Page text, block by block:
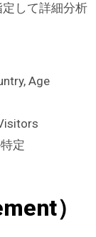
して詳細分析
Age
定
）